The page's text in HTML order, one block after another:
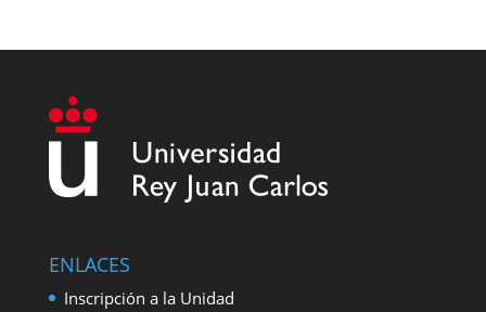
ENLACES
Inscripción a la Unidad